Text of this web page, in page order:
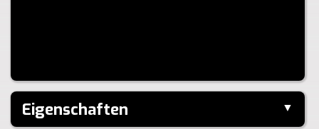
Eigenschaften ▼